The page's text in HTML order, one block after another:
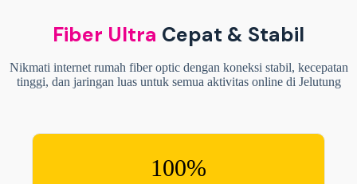
Fiber Ultra Cepat & Stabil
Nikmati internet rumah fiber optic dengan koneksi stabil, kecepatan
tinggi, dan jaringan luas untuk semua aktivitas online di Jelutung
100%